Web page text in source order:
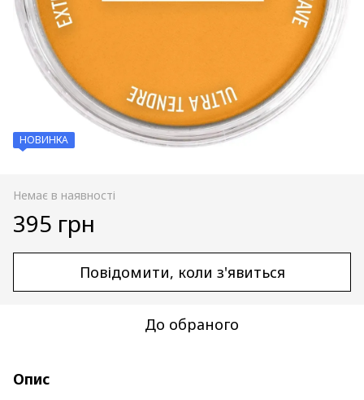
НОВИНКА
Немає в наявності
395 грн
Повідомити, коли з'явиться
До обраного
Опис